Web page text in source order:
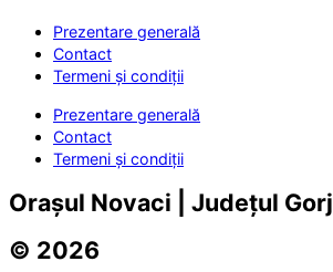
Prezentare generală
Contact
Termeni și condiții
Prezentare generală
Contact
Termeni și condiții
Orașul Novaci | Județul Gorj
© 2026